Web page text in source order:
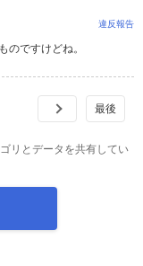
違反報告
のですけどね。
リとデータを共有してい